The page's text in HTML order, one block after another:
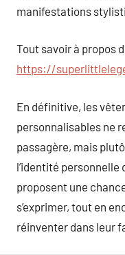
manifestations
Tout savoir à propos
https://
En définitive, les
personnalisables ne
passagère, mais
l’identité
proposent une
s’exprimer, tout en
réinventer dans leur